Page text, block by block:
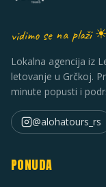
vidimo se na plaži ☀
Lokalna agencija iz
letovanje u Grčkoj.
minute popusti i
@alohatours_rs
PONUDA